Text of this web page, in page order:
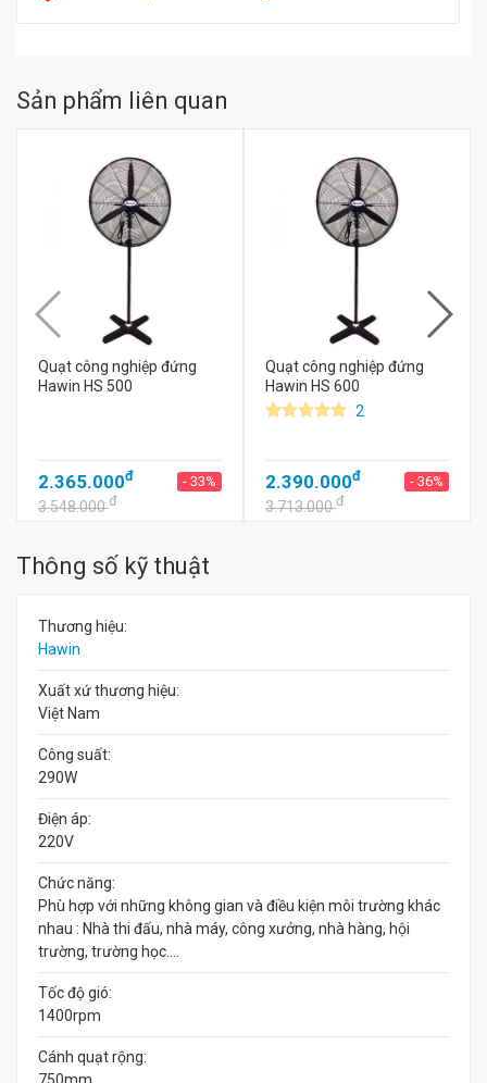
Sản phẩm liên quan
Quạt công nghiệp đứng
Hawin HS 500
2.365.000đ - 33%
3.548.000đ
Quạt công nghiệp đứng
Hawin HS 600
2
2.390.000đ - 36%
3.713.000đ
Thông số kỹ thuật
Thương hiệu:
Hawin
Xuất xứ thương hiệu:
Việt Nam
Công suất:
290W
Điện áp:
220V
Chức năng:
Phù hợp với những không gian và điều kiện môi trường khác
nhau : Nhà thi đấu, nhà máy, công xưởng, nhà hàng, hội
trường, trường học….
Tốc độ gió:
1400rpm
Cánh quạt rộng: